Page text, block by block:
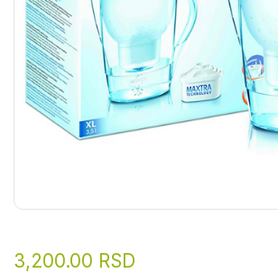
3,200.00 RSD